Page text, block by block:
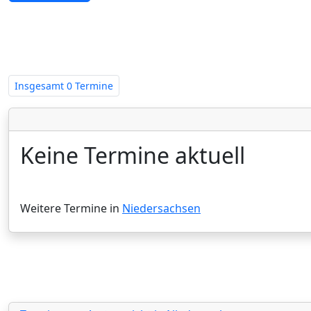
Insgesamt 0 Termine
Keine Termine aktuell
Weitere Termine in Niedersachsen